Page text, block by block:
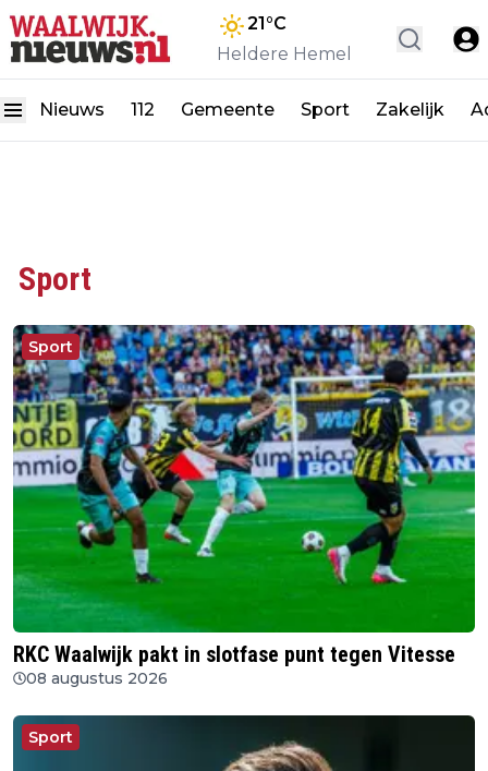
21°C
Heldere Hemel
Nieuws 112 Gemeente Sport Zakelijk
Sport
Sport
RKC Waalwijk pakt in slotfase punt tegen Vitesse
08 augustus 2026
Sport